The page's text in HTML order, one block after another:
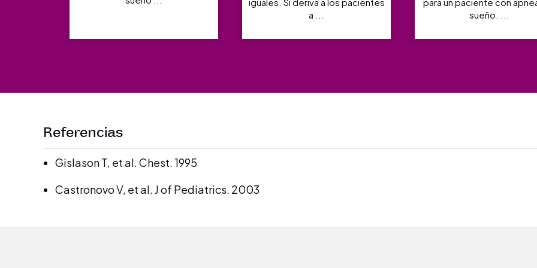
a ...
sueño. ...
Referencias
Gislason T, et al. Chest. 1995
Castronovo V, et al. J of Pediatrics. 2003